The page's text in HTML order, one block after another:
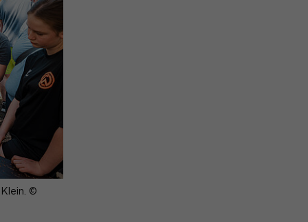
©